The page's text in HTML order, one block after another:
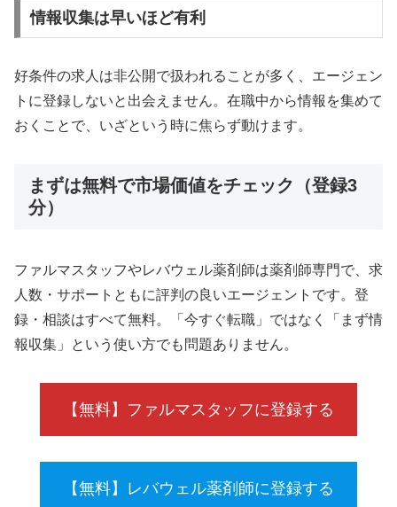
情報収集は早いほど有利
好条件の求人は非公開で扱われることが多く、エージェン
トに登録しないと出会えません。在職中から情報を集めて
おくことで、いざという時に焦らず動けます。
まずは無料で市場価値をチェック（登録3
分）
ファルマスタッフやレバウェル薬剤師は薬剤師専門で、求
人数・サポートともに評判の良いエージェントです。登
録・相談はすべて無料。「今すぐ転職」ではなく「まず情
報収集」という使い方でも問題ありません。
【無料】ファルマスタッフに登録する
【無料】レバウェル薬剤師に登録する